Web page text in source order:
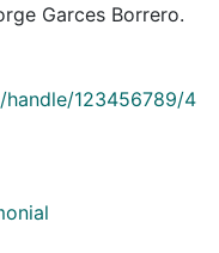
Garces Borrero.
handle/123456789/4